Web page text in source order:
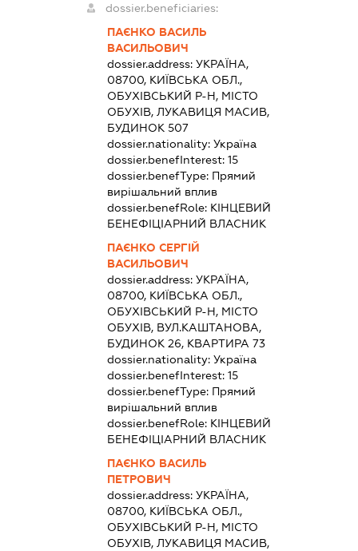
dossier.beneficiaries:
ПАЄНКО ВАСИЛЬ
ВАСИЛЬОВИЧ
dossier.address:УКРАЇНА,
08700, КИЇВСЬКА ОБЛ.,
ОБУХІВСЬКИЙ Р-Н, МІСТО
ОБУХІВ, ЛУКАВИЦЯ МАСИВ,
БУДИНОК 507
dossier.nationality:Україна
dossier.benefInterest:15
dossier.benefType: Прямий
вирішальний вплив
dossier.benefRole: КІНЦЕВИЙ
БЕНЕФІЦІАРНИЙ ВЛАСНИК
ПАЄНКО СЕРГІЙ
ВАСИЛЬОВИЧ
dossier.address:УКРАЇНА,
08700, КИЇВСЬКА ОБЛ.,
ОБУХІВСЬКИЙ Р-Н, МІСТО
ОБУХІВ, ВУЛ.КАШТАНОВА,
БУДИНОК 26, КВАРТИРА 73
dossier.nationality:Україна
dossier.benefInterest:15
dossier.benefType: Прямий
вирішальний вплив
dossier.benefRole: КІНЦЕВИЙ
БЕНЕФІЦІАРНИЙ ВЛАСНИК
ПАЄНКО ВАСИЛЬ
ПЕТРОВИЧ
dossier.address:УКРАЇНА,
08700, КИЇВСЬКА ОБЛ.,
ОБУХІВСЬКИЙ Р-Н, МІСТО
ОБУХІВ, ЛУКАВИЦЯ МАСИВ,